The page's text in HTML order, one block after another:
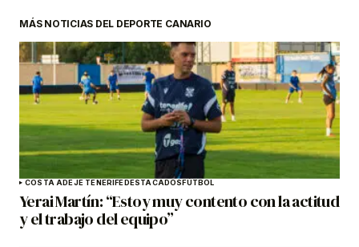
MÁS NOTICIAS DEL DEPORTE CANARIO
COSTA ADEJE TENERIFEDESTACADOSFÚTBOL
Yerai Martín: “Estoy muy contento con la actitud
y el trabajo del equipo”